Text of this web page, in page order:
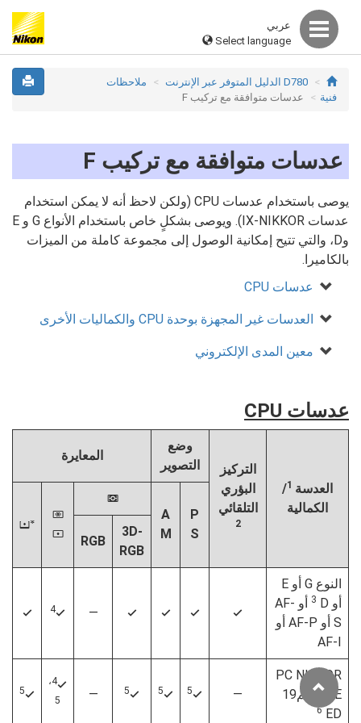
عربي
Select language
D780 الدليل المتوفر عبر الإنترنت
ملاحظات
فنية
عدسات متوافقة مع تركيب F
عدسات متوافقة مع تركيب F
يوصى باستخدام عدسات CPU (ولكن لاحظ أنه لا يمكن استخدام
عدسات IX-NIKKOR). ويوصى بشكلٍ خاص باستخدام الأنواع G و E
وD، والتي تتيح إمكانية الوصول إلى مجموعة كاملة من الميزات
بالكاميرا.
عدسات CPU
العدسات غير المجهزة بوحدة CPU والكماليات الأخرى
معين المدى الإلكتروني
عدسات CPU
العدسة /
الكمالية
التركيز
البؤري
التلقائي
2
وضع
التصوير
المعايرة
P
S
A
M
L
M
N
t
3D-
RGB
RGB
النوع G أو E
أو D‏
3
أو AF-
S أو AF-P أو
AF-I
4
4
4
4
—
4
4
4
‪PC NIKKOR
19مم f/4E
ED‬‏
6
—
4
5
4
5
4
5
—
4 4،
5
4
5